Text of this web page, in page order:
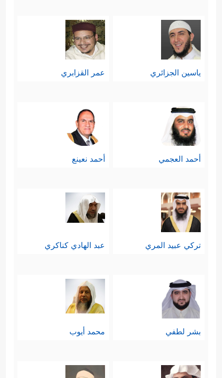
ياسين الجزائري عمر القزابري
أحمد العجمي أحمد نعينع
تركي عبيد المري عبد الهادي كناكري
بشر لطفي محمد أيوب